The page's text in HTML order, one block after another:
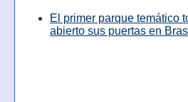
El primer parque temático
abierto sus puertas en